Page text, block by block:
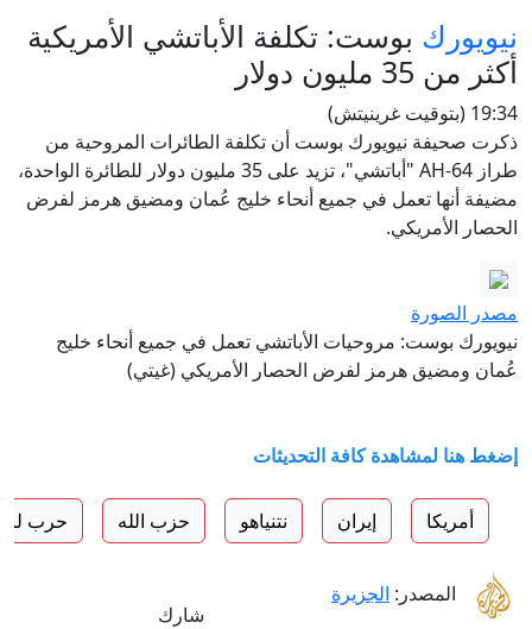
نيويورك بوست: تكلفة الأباتشي الأمريكية
أكثر من 35 مليون دولار
19:34 (بتوقيت غرينيتش)
ذكرت صحيفة نيويورك بوست أن تكلفة الطائرات المروحية من
طراز AH-64 "أباتشي"، تزيد على 35 مليون دولار للطائرة الواحدة،
مضيفة أنها تعمل في جميع أنحاء خليج عُمان ومضيق هرمز لفرض
الحصار الأمريكي.
مصدر الصورة
نيويورك بوست: مروحيات الأباتشي تعمل في جميع أنحاء خليج
عُمان ومضيق هرمز لفرض الحصار الأمريكي (غيتي)
إضغط هنا لمشاهدة كافة التحديثات
أمريكا إيران نتنياهو حزب الله حرب
المصدر: الجزيرة
شارك